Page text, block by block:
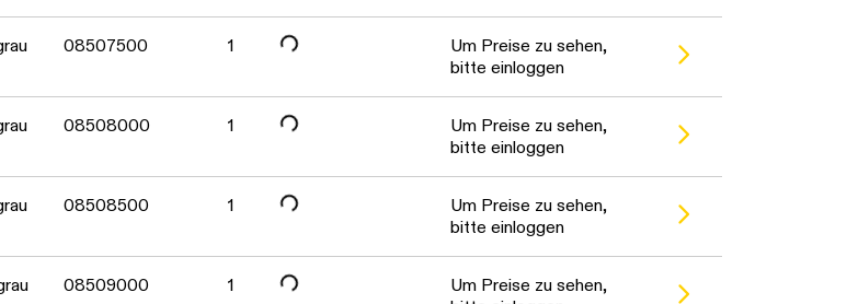
Daten werden geladen. Bitte warten...
08507500 1 Daten werden geladen. Bitte warten...
Um Preise zu sehen,
bitte einloggen
08508000 1 Daten werden geladen. Bitte warten...
Um Preise zu sehen,
bitte einloggen
08508500 1
Um Preise zu sehen,
bitte einloggen
08509000 1
Um Preise zu sehen,